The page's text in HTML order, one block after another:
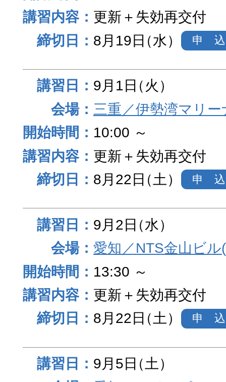
更新＋失効再交付
8月19日（水） 申 込
9月1日（火）
三重／伊勢湾マリー
10:00 ～
更新＋失効再交付
8月22日（土） 申 込
9月2日（水）
愛知／NTS金山ビ
13:30 ～
更新＋失効再交付
8月22日（土） 申 込
9月5日（土）